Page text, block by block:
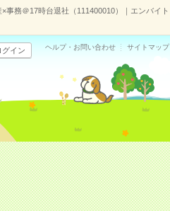
務＠17時台退社（111400010）｜エンバイト
グイン ヘルプ・お問い合わせ サイトマップ